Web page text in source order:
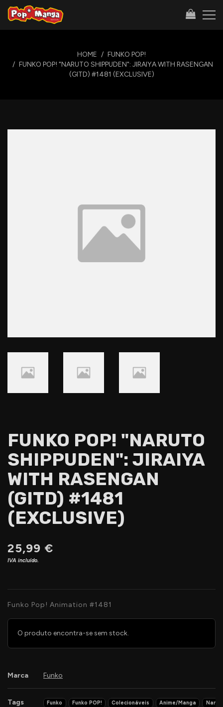
HOME
FUNKO POP!
FUNKO POP! "NARUTO SHIPPUDEN": JIRAIYA WITH RASENGAN
(GITD) #1481 (EXCLUSIVE)
FUNKO POP! "NARUTO
SHIPPUDEN": JIRAIYA
WITH RASENGAN
(GITD) #1481
(EXCLUSIVE)
25,99 €
IVA incluído.
Funko Pop! Animation #1481
O produto encontra-se sem stock.
Marca Funko
Tags Funko Funko POP! Colecionáveis Anime/Manga